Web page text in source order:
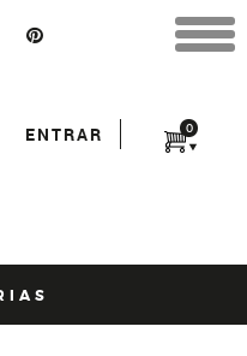
0
ENTRAR
mail: